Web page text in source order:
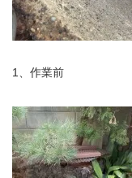
1、作業前